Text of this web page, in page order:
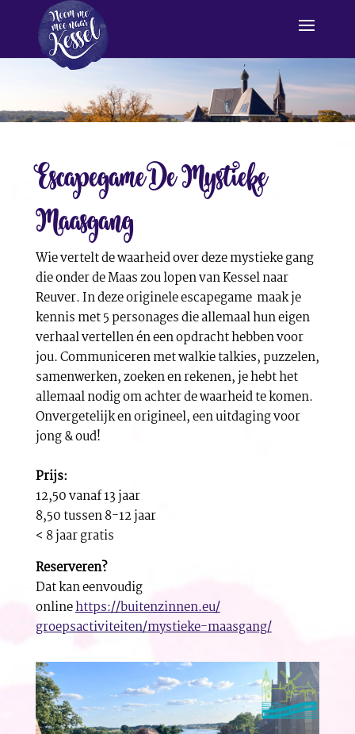
Escapegame De Mystieke
Maasgang
Wie vertelt de waarheid over deze mystieke gang
die onder de Maas zou lopen van Kessel naar
Reuver. In deze originele escapegame maak je
kennis met 5 personages die allemaal hun eigen
verhaal vertellen én een opdracht hebben voor
jou. Communiceren met walkie talkies, puzzelen,
samenwerken, zoeken en rekenen, je hebt het
allemaal nodig om achter de waarheid te komen.
Onvergetelijk en origineel, een uitdaging voor
jong & oud!
Prijs:
12,50 vanaf 13 jaar
8,50 tussen 8-12 jaar
< 8 jaar gratis
Reserveren?
Dat kan eenvoudig
onlinehttps://buitenzinnen.eu/
groepsactiviteiten/mystieke-maasgang/